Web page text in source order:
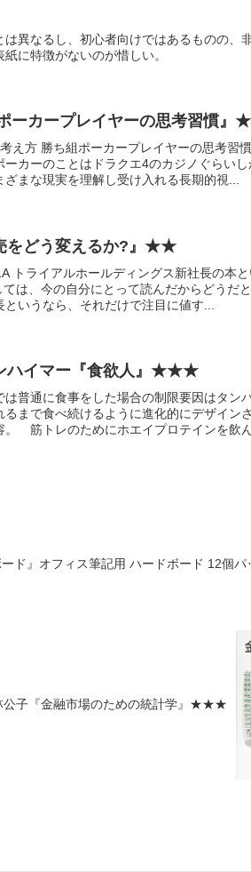
異なるし、初心者向けではあるものの、
に特徴がないのが惜しい。
ーカープレイヤーの思考習慣
え方 勝ち組ポーカープレイヤーの思考習
カーのことはドラクエ4のカジノぐらい
まな現実を理解し受け入れる長期的視...
をどう変えるか?』★★
トライアルホールディングス新社長の本
は、今の自分にとって読んだからどうだ
いうなら、それだけで注目に値す...
ハイマー『食欲人』★★★
普通に食事をした場合の制限要因はタン
まで食べ続けるように進化的にデザイン
。 筋トレのためにホエイプロテインを飲
ド』オフィス筆記用 ハードボード 12個パ
公子『金融市場のための統計学』★★★